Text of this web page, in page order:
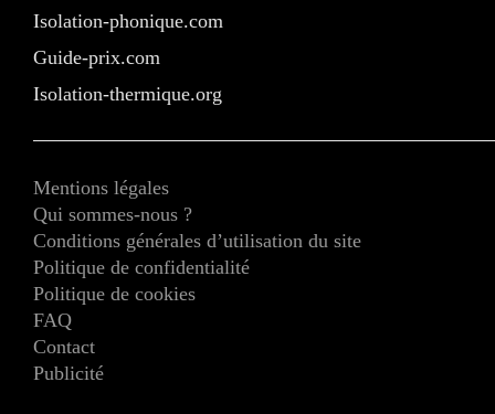
Isolation-phonique.com
Guide-prix.com
Isolation-thermique.org
Mentions légales
Qui sommes-nous ?
Conditions générales d’utilisation du site
Politique de confidentialité
Politique de cookies
FAQ
Contact
Publicité